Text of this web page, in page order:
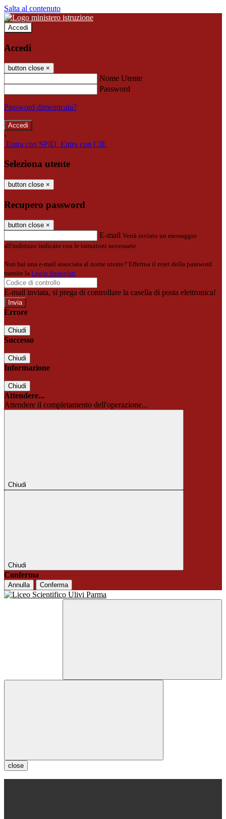
Salta al contenuto
Accedi
Accedi
button close ×
Nome Utente
Password
Password dimenticata?
-
Entra con SPID Entra con CIE
Seleziona utente
button close ×
Recupero password
button close ×
E-mail Verrà inviato un messaggio
all'indirizzo indicato con le istruzioni necessarie.
Non hai una e-mail associata al nome utente? Effettua il reset della password
tramite la Login Spaggiari
E-mail inviata, si prega di controllare la casella di posta elettronica!
Errore
Chiudi
Successo
Chiudi
Informazione
Chiudi
Attendere...
Attendere il completamento dell'operazione...
Chiudi
Chiudi
Conferma
Annulla Conferma
close